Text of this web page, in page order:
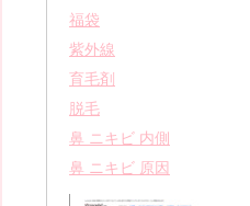
福袋
紫外線
育毛剤
脱毛
鼻 ニキビ 内側
鼻 ニキビ 原因